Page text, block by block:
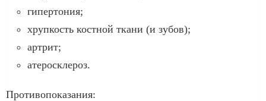
гипертония;
хрупкость костной ткани (и зубов);
артрит;
атеросклероз.
Противопоказания: